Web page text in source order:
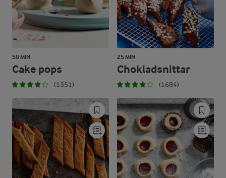
50 MIN
Cake pops
(1351)
25 MIN
Chokladsnittar
(1684)